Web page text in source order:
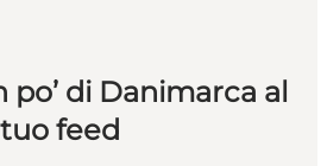
di Danimarca al
tuo feed